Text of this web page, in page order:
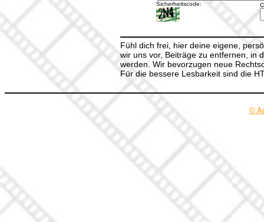
Sicherheitscode:
Fühl dich frei, hier deine eigene,
wir uns vor, Beiträge zu entfernen, in
werden. Wir bevorzugen neue
Für die bessere Lesbarkeit sind die
©